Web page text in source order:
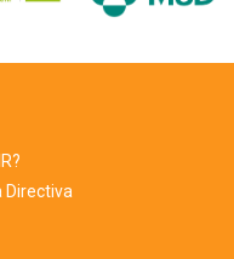
Directiva